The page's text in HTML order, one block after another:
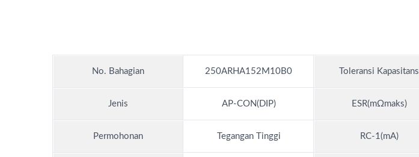
No. Bahagian 250ARHA152M10B0 Toleransi Kapasitans
Jenis AP-CON(DIP) ESR(mΩmaks)
Permohonan Tegangan Tinggi RC-1(mA)